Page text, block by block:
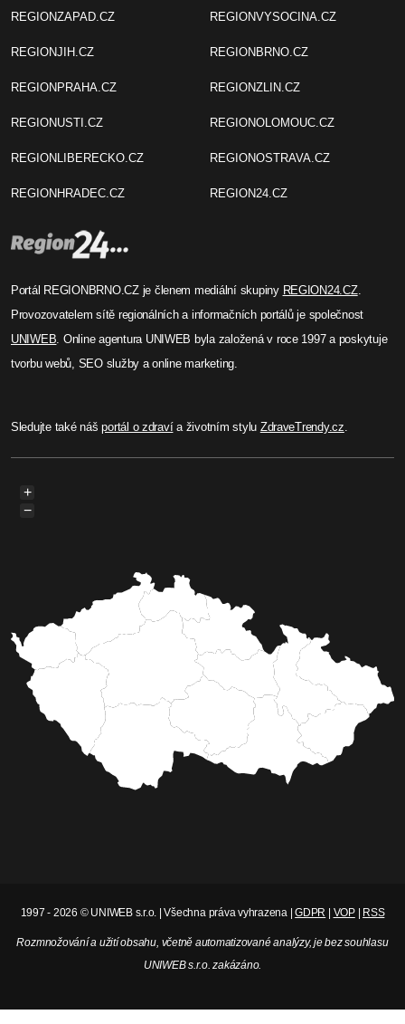
Brněnský participativní
rozpočet přijal 186 návrhů,
korun
nejvyšší počet v historii projektu. Formální
podmínky splnilo 160 záměrů zaměřených
například na veřejný prostor, komunitní život,
kulturu nebo zeleň. O vítězných projektech budou
obyvatelé hlasovat na podzim.
Celý článek